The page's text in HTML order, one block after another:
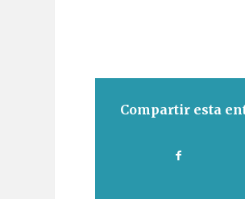
Compartir esta